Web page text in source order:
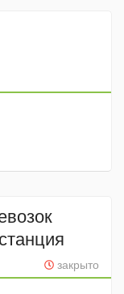
закрыто